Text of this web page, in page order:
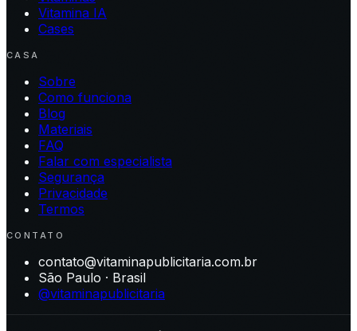
Vitamina IA
Cases
CASA
Sobre
Como funciona
Blog
Materiais
FAQ
Falar com especialista
Segurança
Privacidade
Termos
CONTATO
contato@vitaminapublicitaria.com.br
São Paulo · Brasil
@vitaminapublicitaria